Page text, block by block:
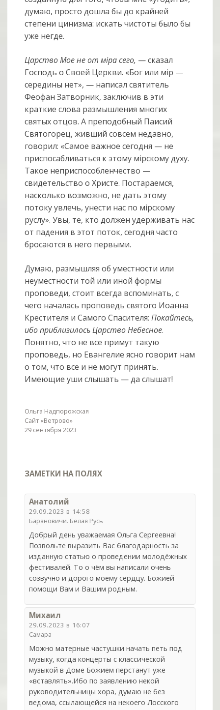
думаю, просто дошла бы до крайней
степени цинизма: искать чистоты было бы
уже негде.
Царство Мое не от мiра сего, — сказал
Господь о Своей Церкви. «Бог или мiр —
середины нет», — написал святитель
Феофан Затворник, заключив в эти
краткие слова размышления многих
святых отцов. А преподобный Паисий
Святогорец, живший совсем недавно,
говорил: «Самое важное сегодня — не
приспосабливаться к этому мiрскому духу.
Такое неприспособленчество —
свидетельство о Христе. Постараемся,
насколько возможно, не дать этому
потоку увлечь, унести нас по мiрскому
руслу». Увы, те, кто должен удерживать нас
от падения в этот поток, сегодня часто
бросаются в него первыми.
Думаю, размышляя об уместности или
неуместности той или иной формы
проповеди, стоит всегда вспоминать, с
чего началась проповедь святого Иоанна
Крестителя и Самого Спасителя:Покайтесь,
ибо приблизилось Царство Небесное.
Понятно, что не все примут такую
проповедь, но Евангелие ясно говорит нам
о том, что все и не могут принять.
Имеющие уши слышать — да слышат!
Ольга Надпорожская
Сайт «Ветрово»
29 сентября 2023
ЗАМЕТКИ НА ПОЛЯХ
Анатолий
29.09.2023 в 14:58
Барановичи. Белая Русь
Добрый день уважаемая Ольга Сергеевна!
Позвольте выразить Вас благодарность за
изданную статью о проведении молодёжных
фестивалей. То о чём вы написали очень
созвучно и дорого моему сердцу. Божией
помощи Вам и Вашим родным.
Михаил
29.09.2023 в 16:07
Самара
Можно матерные частушки начать петь под
музыку, когда концерты с классической
музыкой в Доме Божием перстанут уже
«вставлять».Ибо по заявлению некой
руководительницы хора, думаю не без
ведома, ссылающейся на некоего Лосского